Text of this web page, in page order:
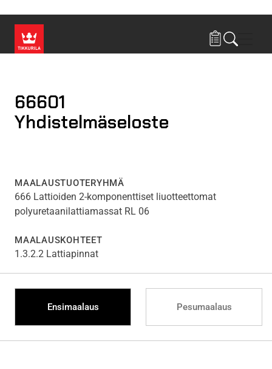
66601
Yhdistelmäseloste
MAALAUSTUOTERYHMÄ
666 Lattioiden 2-komponenttiset liuotteettomat
polyuretaanilattiamassat RL 06
MAALAUSKOHTEET
1.3.2.2 Lattiapinnat
Ensimaalaus Pesumaalaus